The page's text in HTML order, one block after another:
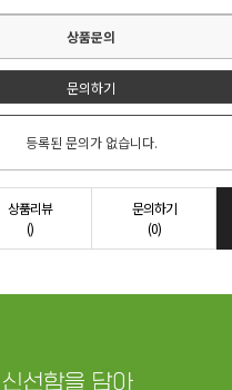
상품문의
문의하기
등록된 문의가 없습니다.
상품리뷰
()
문의하기
(0)